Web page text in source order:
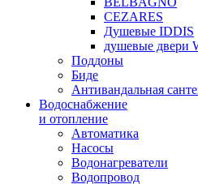
CEZARES
Душевые IDDIS
душевые двери
Поддоны
Биде
Антивандальная
Водоснабжение
и отопление
Автоматика
Насосы
Водонагреватели
Водопровод